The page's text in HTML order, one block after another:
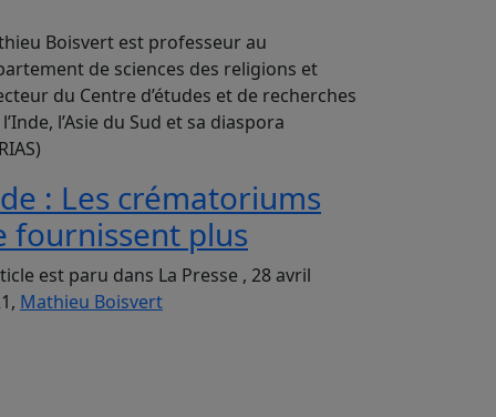
Boisvert est professeur au
de sciences des religions et
du Centre d’études et de recherches
l’Asie du Sud et sa diaspora
: Les crématoriums
fournissent plus
est paru dans La Presse , 28 avril
Mathieu Boisvert